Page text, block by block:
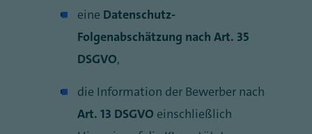
eine Datenschutz-
Folgenabschätzung nach Art. 35
DSGVO,
die Information der Bewerber nach
Art. 13 DSGVO einschließlich